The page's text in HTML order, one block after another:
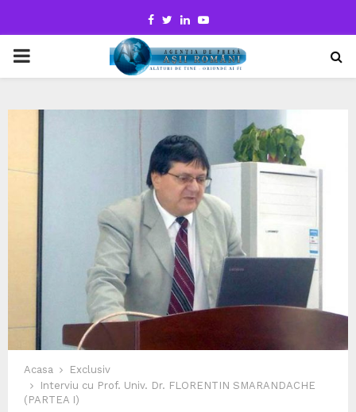
Facebook
TwitterLinkedinYoutube
PRIMARY
Acasa
Exclusiv
Interviu cu Prof. Univ. Dr. FLORENTIN SMARANDACHE
(PARTEA I)